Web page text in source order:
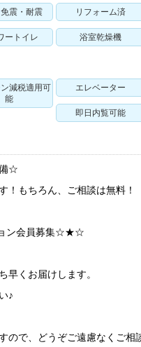
震・耐震 リフォーム済
ートイレ 浴室乾燥機
減税適用可
能
エレベーター
即日内覧可能
☆
！もちろん、ご相談は無料！
ン会員募集☆★☆
早くお届けします。
♪
ので、どうぞご遠慮なくご相